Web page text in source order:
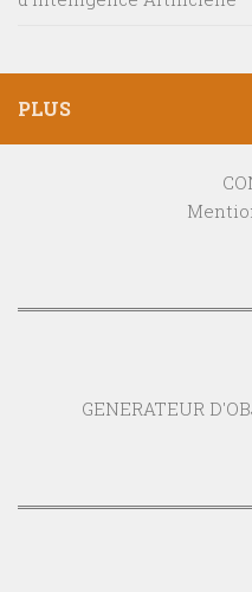
PLUS
GENERATEUR